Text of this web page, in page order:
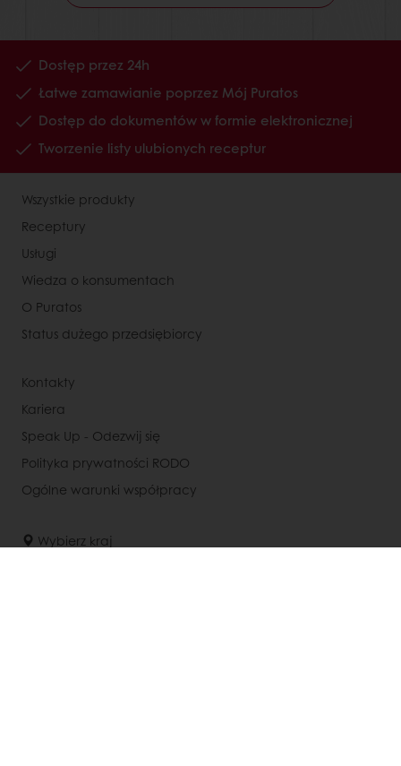
Dostęp przez 24h
Łatwe zamawianie poprzez Mój Puratos
Dostęp do dokumentów w formie elektronicznej
Tworzenie listy ulubionych receptur
Wszystkie produkty
Receptury
Usługi
Wiedza o konsumentach
O Puratos
Status dużego przedsiębiorcy
Kontakty
Kariera
Speak Up - Odezwij się
Polityka prywatności RODO
Ogólne warunki współpracy
Wybierz kraj